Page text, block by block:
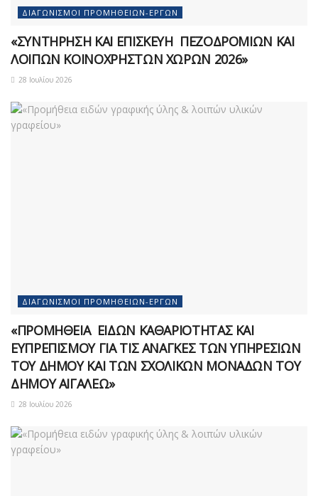
ΔΙΑΓΩΝΙΣΜΟΊ ΠΡΟΜΗΘΕΙΏΝ-ΈΡΓΩΝ
«ΣΥΝΤΗΡΗΣΗ ΚΑΙ ΕΠΙΣΚΕΥΗ ΠΕΖΟΔΡΟΜΙΩΝ ΚΑΙ
ΛΟΙΠΩΝ ΚΟΙΝΟΧΡΗΣΤΩΝ ΧΩΡΩΝ 2026»
28 Ιουλίου 2026
ΔΙΑΓΩΝΙΣΜΟΊ ΠΡΟΜΗΘΕΙΏΝ-ΈΡΓΩΝ
«ΠΡΟΜΗΘΕΙΑ ΕΙΔΩΝ ΚΑΘΑΡΙΟΤΗΤΑΣ ΚΑΙ
ΕΥΠΡΕΠΙΣΜΟΥ ΓΙΑ ΤΙΣ ΑΝΑΓΚΕΣ ΤΩΝ ΥΠΗΡΕΣΙΩΝ
ΤΟΥ ΔΗΜΟΥ ΚΑΙ ΤΩΝ ΣΧΟΛΙΚΩΝ ΜΟΝΑΔΩΝ ΤΟΥ
ΔΗΜΟΥ ΑΙΓΑΛΕΩ»
28 Ιουλίου 2026